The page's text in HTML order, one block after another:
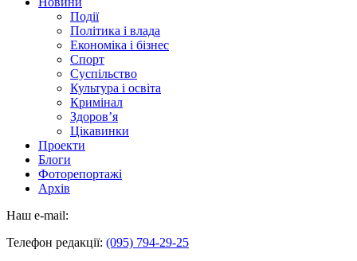
Події
Політика і влада
Економіка і бізнес
Спорт
Суспільство
Культура і освіта
Кримінал
Здоров’я
Цікавинки
Проекти
Блоги
Фоторепортажі
Архів
Наш e-mail:
Телефон редакції: (095) 794-29-25